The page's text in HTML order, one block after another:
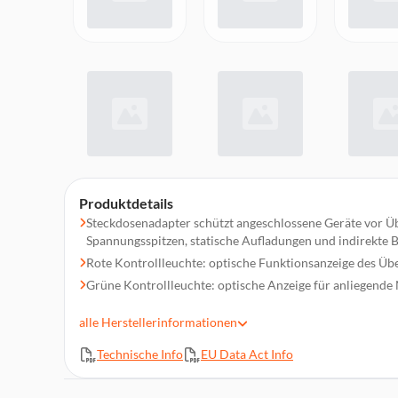
Produktdetails
Steckdosenadapter schützt angeschlossene Geräte vor
Spannungsspitzen, statische Aufladungen und indirekte
Rote Kontrollleuchte: optische Funktionsanzeige des
Grüne Kontrollleuchte: optische Anzeige für anliegende
Verbraucherhinweis:
Leuchtet die grüne Kontrollleuchte für Netzspannung
alle Herstellerinformationen
Technische Info EU Data Act Info